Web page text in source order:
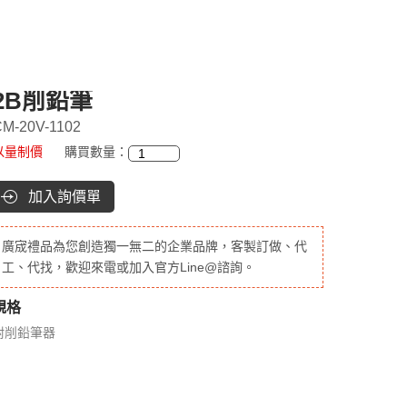
削鉛筆
20V-1102
量制價 購買數量：
加入詢價單
廣宬禮品為您創造獨一無二的企業品牌，客製訂做、代
工、代找，歡迎來電或加入官方Line@諮詢。
格
削鉛筆器